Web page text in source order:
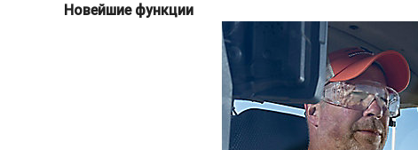
Новейшие функции